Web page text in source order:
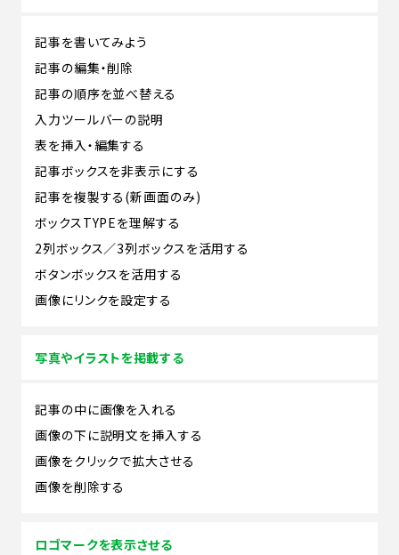
記事を書いてみよう
記事の編集・削除
記事の順序を並べ替える
入力ツールバーの説明
表を挿入・編集する
記事ボックスを非表示にする
記事を複製する(新画面のみ)
ボックスTYPEを理解する
2列ボックス／3列ボックスを活用する
ボタンボックスを活用する
画像にリンクを設定する
写真やイラストを掲載する
記事の中に画像を入れる
画像の下に説明文を挿入する
画像をクリックで拡大させる
画像を削除する
ロゴマークを表示させる